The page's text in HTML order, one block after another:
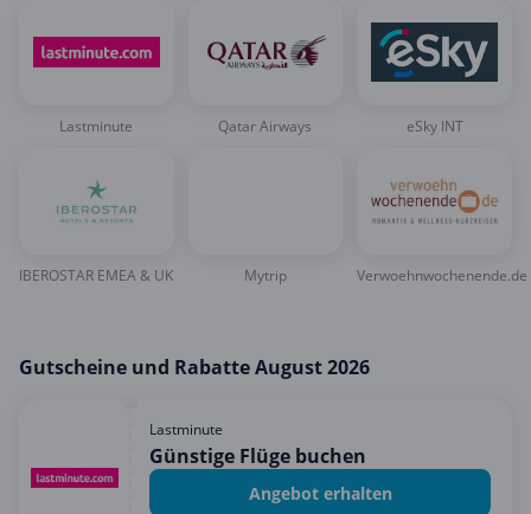
Lastminute Qatar Airways eSky INT
IBEROSTAR EMEA & UK Mytrip Verwoehnwochenende.de
Gutscheine und Rabatte August 2026
Lastminute
Günstige Flüge buchen
Angebot erhalten